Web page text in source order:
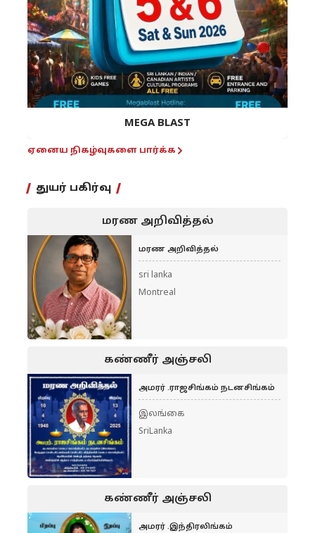
MEGA BLAST
ஏனைய நிகழ்வுகளை பார்க்க
துயர் பகிர்வு
மரண அறிவித்தல்
மரண அறிவித்தல்
sri lanka
Montreal
கண்ணீர் அஞ்சலி
அமரர் .ராஜசிங்கம் நடனசிங்கம்
இலங்கை
SriLanka
கண்ணீர் அஞ்சலி
அமரர் .இந்திரலிங்கம்